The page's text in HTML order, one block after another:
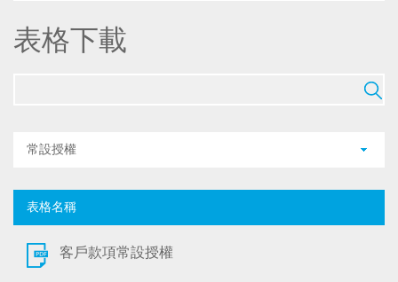
表格下載
常設授權
表格名稱
客戶款項常設授權